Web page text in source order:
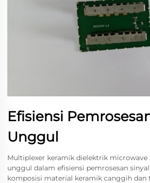
Efisiensi
Unggul
Multiplexer keramik dielektrik
unggul dalam efisiensi pemrosesan
komposisi material keramik canggih dan